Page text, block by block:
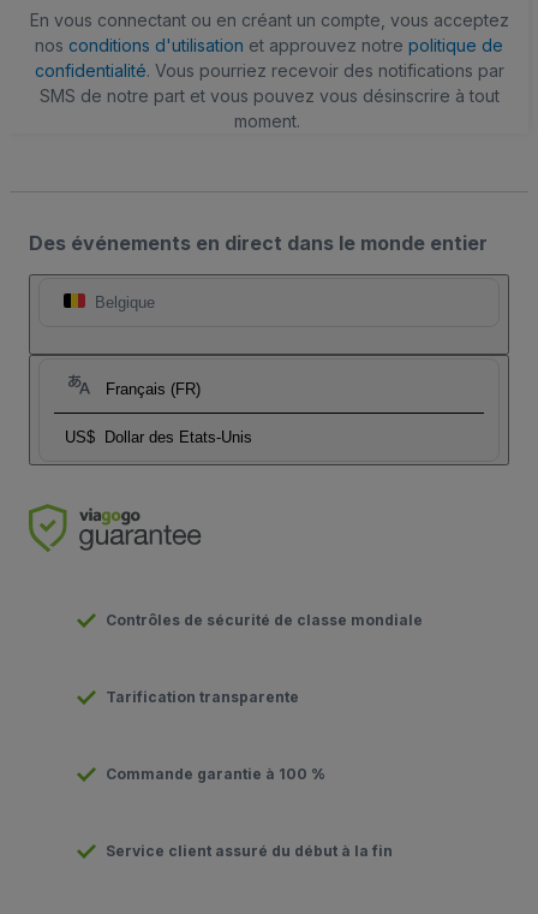
En vous connectant ou en créant un compte, vous acceptez
nos conditions d'utilisation et approuvez notre politique de
confidentialité. Vous pourriez recevoir des notifications par
SMS de notre part et vous pouvez vous désinscrire à tout
moment.
Des événements en direct dans le monde entier
Belgique
Français (FR)
US$ Dollar des Etats-Unis
Contrôles de sécurité de classe mondiale
Tarification transparente
Commande garantie à 100 %
Service client assuré du début à la fin